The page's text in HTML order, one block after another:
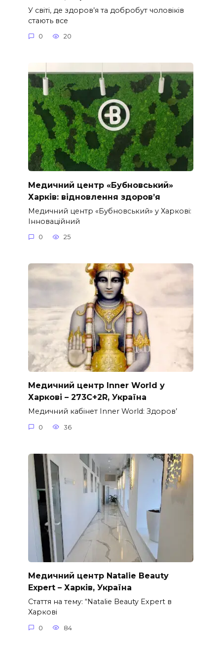
У світі, де здоров’я та добробут чоловіків
стають все
0 20
Медичний центр «Бубновський»
Харків: відновлення здоров’я
Медичний центр «Бубновський» у Харкові:
Інноваційний
0 25
Медичний центр Inner World у
Харкові – 273C+2R, Україна
Медичний кабінет Inner World: Здоров’
0 36
Медичний центр Natalie Beauty
Expert – Харків, Україна
Стаття на тему: “Natalie Beauty Expert в
Харкові
0 84